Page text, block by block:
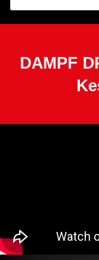
DAMPF